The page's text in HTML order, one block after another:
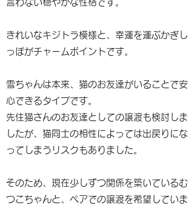
言わない穏やかな性格です。
きれいなキジトラ模様と、幸運を運ぶかぎし
っぽがチャームポイントです。
雪ちゃんは本来、猫のお友達がいることで安
心できるタイプです。
先住猫さんのお友達としての譲渡も検討しま
したが、猫同士の相性によっては出戻りにな
ってしまうリスクもありました。
そのため、現在少しずつ関係を築いているむ
つこちゃんと、ペアでの譲渡を希望していま